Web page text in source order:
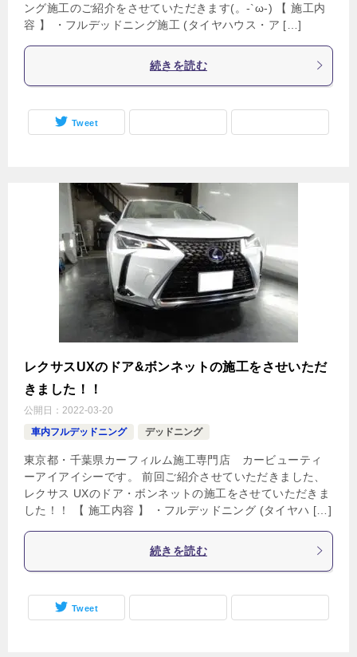
ング施工のご紹介をさせていただきます(。-`ω-) 【 施工内
容 】 ・フルデッドニング施工 (タイヤハウス・ア […]
続きを読む
Tweet
レクサスUXのドア&ボンネットの施工をさせいただ
きました！！
公開日： 2022-03-20
車内フルデッドニング
デッドニング
東京都・千葉県カーフィルム施工専門店 カービューティ
ーアイアイシーです。 前回ご紹介させていただきました、
レクサス UXのドア・ボンネットの施工をさせていただきま
した！！ 【 施工内容 】 ・フルデッドニング (タイヤハ […]
続きを読む
Tweet